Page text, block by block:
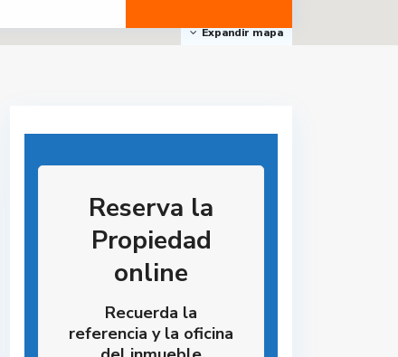
Expandir mapa
Reserva la
Propiedad
online
Recuerda la
referencia y la oficina